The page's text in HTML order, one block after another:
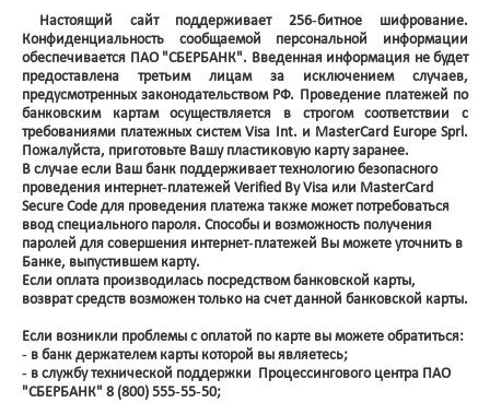
Настоящий сайт поддерживает 256-битное шифрование.
Конфиденциальность сообщаемой персональной информации
обеспечивается ПАО "СБЕРБАНК". Введенная информация не будет
предоставлена третьим лицам за исключением случаев,
предусмотренных законодательством РФ. Проведение платежей по
банковским картам осуществляется в строгом соответствии с
требованиями платежных систем Visa Int. и MasterCard Europe Sprl.
Пожалуйста, приготовьте Вашу пластиковую карту заранее.
В случае если Ваш банк поддерживает технологию безопасного
проведения интернет-платежей Verified By Visa или MasterCard
Secure Code для проведения платежа также может потребоваться
ввод специального пароля. Способы и возможность получения
паролей для совершения интернет-платежей Вы можете уточнить в
Банке, выпустившем карту.
Если оплата производилась посредством банковской карты,
возврат средств возможен только на счет данной банковской карты.
Если возникли проблемы с оплатой по карте вы можете обратиться:
- в банк держателем карты которой вы являетесь;
- в службу технической поддержки Процессингового центра ПАО
"СБЕРБАНК" 8 (800) 555-55-50;